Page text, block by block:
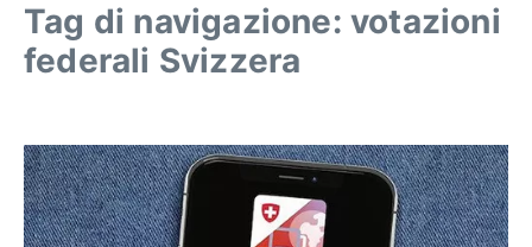
Tag di navigazione: votazioni
federali Svizzera